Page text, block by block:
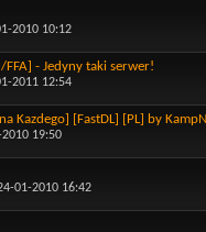
2010 10:12
FFA] - Jedyny taki serwer!
2011 12:54
Kazdego] [FastDL] [PL] by
19:50
01-2010 16:42